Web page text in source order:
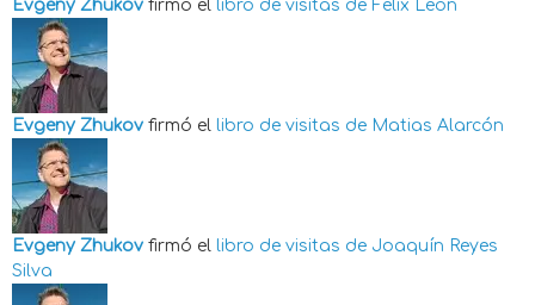
Evgeny Zhukov firmó el libro de visitas de Felix Leon
Evgeny Zhukov firmó el libro de visitas de Matias Alarcón
Evgeny Zhukov firmó el libro de visitas de Joaquín Reyes
Silva